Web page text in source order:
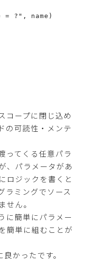
= ?", name)
コープに閉じ込め
の可読性・メンテ
ってくる任意パラ
、パラメータがあ
ロジックを書くと
ラミングでソース
せん。
に簡単にパラメー
簡単に組むことが
かったです。